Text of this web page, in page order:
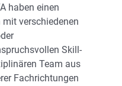
haben einen
verschiedenen
Skill-
Team aus
Fachrichtungen